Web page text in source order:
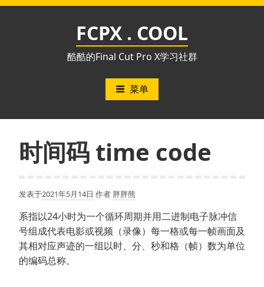
跳
FCPX . COOL
酷酷的Final Cut Pro X学习社群
菜单
时间码 time code
发表于2021年5月14日 作者 胖胖熊
系指以24小时为一个循环周期并用二进制电子脉冲信
号组成代表电影或视频（录像）每一格或每一帧画面及
其相对应声迹的一组以时、分、秒和格（帧）数为单位
的编码总称。